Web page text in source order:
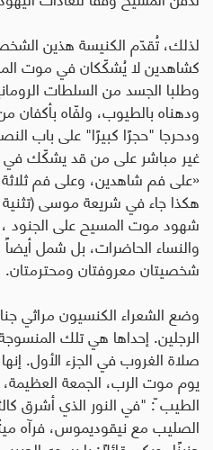
لذلك، تُقدّم الكنيسة هذين
كشاهدين لا يُشكّكان في موت
وطلبا الجسد من السلطات
ودهناه بالطيوب، ولفّاه بأكفان
ودحرجا "حجرًا كبيرًا" على باب
غير مباشر على من قد يشكّك
«على فم شاهدين، وعلى فم
شهود موت المسيح على الجنود ،
والنساء الحاضرات، بل شمل
شخصيتان معروفتان ومحترمتان.
وضع الشعراء الكنسيون مراثي
الرجلين. إحداها هي تلك
صلاة الغروب في الجزء الأول.
يوم موت الرب، الجمعة
الطيب ّ: "في النور الذي أشرق
الصليب مع نيقوديموس، فرآه